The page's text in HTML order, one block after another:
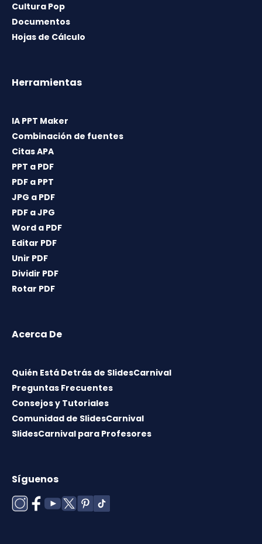
Cultura Pop
Documentos
Hojas de Cálculo
Herramientas
IA PPT Maker
Combinación de fuentes
Citas APA
PPT a PDF
PDF a PPT
JPG a PDF
PDF a JPG
Word a PDF
Editar PDF
Unir PDF
Dividir PDF
Rotar PDF
Acerca De
Quién Está Detrás de SlidesCarnival
Preguntas Frecuentes
Consejos y Tutoriales
Comunidad de SlidesCarnival
SlidesCarnival para Profesores
Síguenos